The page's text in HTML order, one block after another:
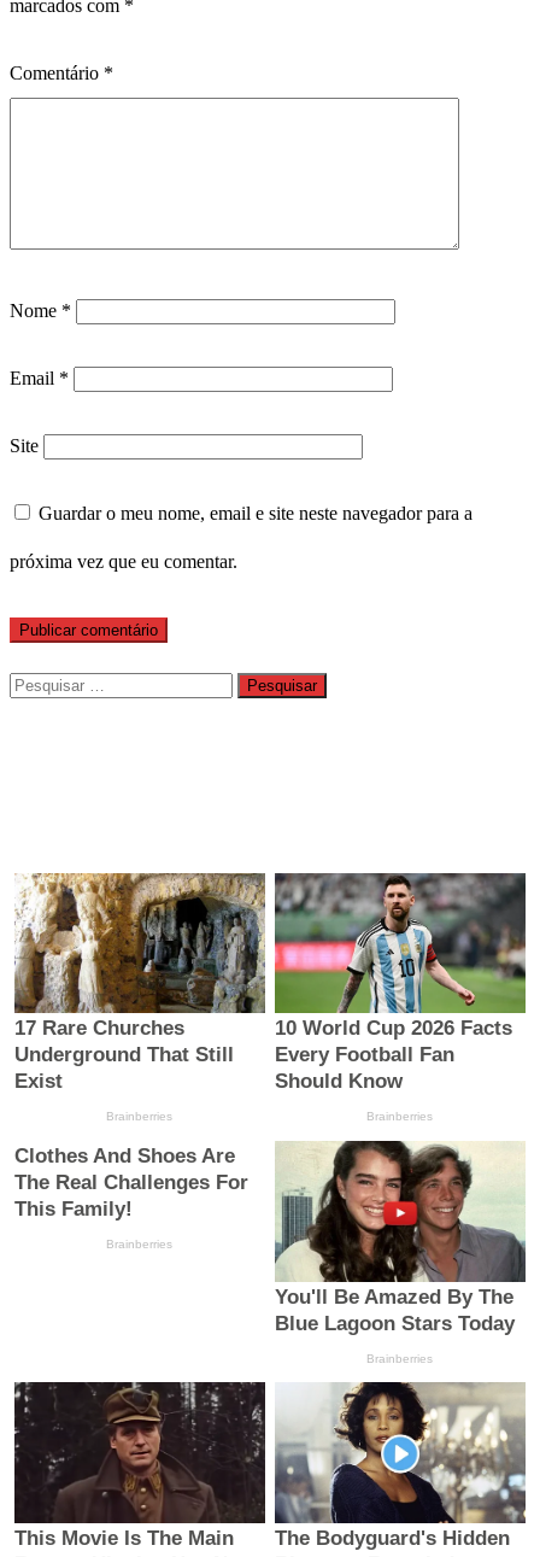
marcados com *
Comentário *
Nome *
Email *
Site
Guardar o meu nome, email e site neste navegador para a
próxima vez que eu comentar.
Pesquisar
por: